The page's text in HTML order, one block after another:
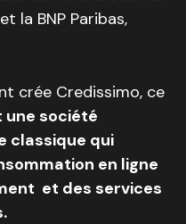
la BNP Paribas,
crée Credissimo, ce
une société
classique qui
en ligne
et des services